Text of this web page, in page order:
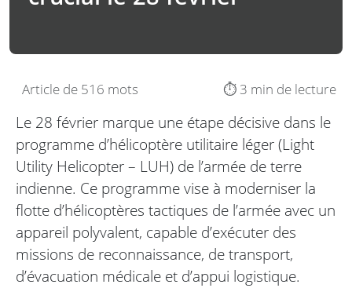
Article de 516 mots ⏱️ 3 min de lecture
Le 28 février marque une étape décisive dans le
programme d’hélicoptère utilitaire léger (Light
Utility Helicopter – LUH) de l’armée de terre
indienne. Ce programme vise à moderniser la
flotte d’hélicoptères tactiques de l’armée avec un
appareil polyvalent, capable d’exécuter des
missions de reconnaissance, de transport,
d’évacuation médicale et d’appui logistique.